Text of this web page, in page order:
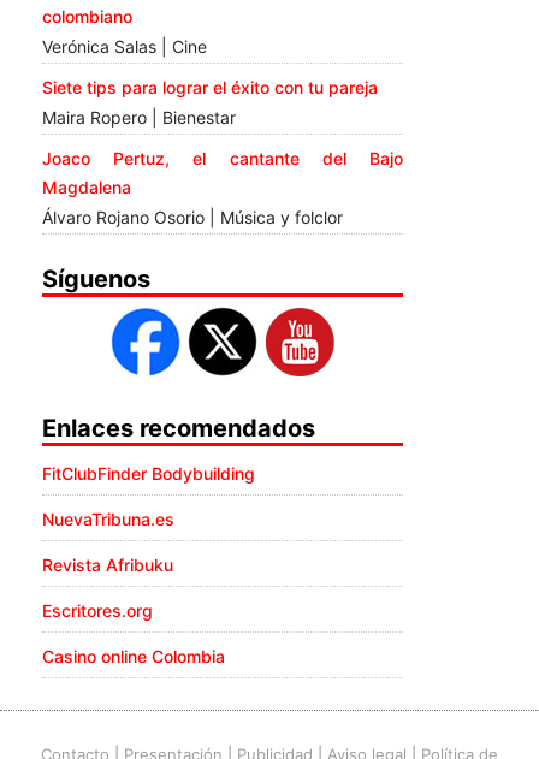
colombiano
Verónica Salas | Cine
Siete tips para lograr el éxito con tu pareja
Maira Ropero | Bienestar
Joaco Pertuz, el cantante del Bajo
Magdalena
Álvaro Rojano Osorio | Música y folclor
Síguenos
Enlaces recomendados
FitClubFinder Bodybuilding
NuevaTribuna.es
Revista Afribuku
Escritores.org
Casino online Colombia
Contacto Presentación Publicidad Aviso legal Política de